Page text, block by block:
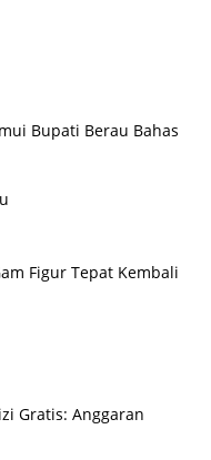
Bupati Berau Bahas
Figur Tepat Kembali
Gratis: Anggaran